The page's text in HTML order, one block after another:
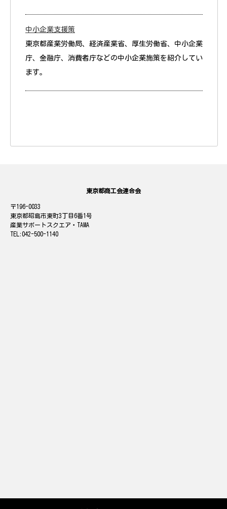
中小企業支援策
東京都産業労働局、経済産業省、厚生労働省、中小企業
庁、金融庁、消費者庁などの中小企業施策を紹介してい
ます。
東京都商工会連合会
196-0033
東京都昭島市東町3丁目6番1号
産業サポートスクエア・TAMA
042-500-1140